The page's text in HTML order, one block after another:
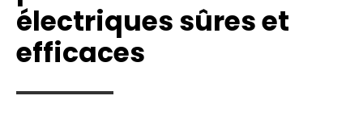
électriques sûres et
efficaces